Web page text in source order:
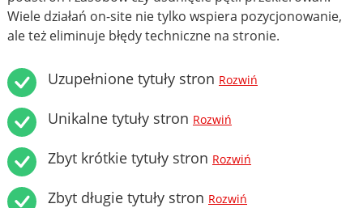
Wiele działań on-site nie tylko wspiera pozycjonowanie,
ale też eliminuje błędy techniczne na stronie.
Uzupełnione tytuły stron Rozwiń
Unikalne tytuły stron Rozwiń
Zbyt krótkie tytuły stron Rozwiń
Zbyt długie tytuły stron Rozwiń